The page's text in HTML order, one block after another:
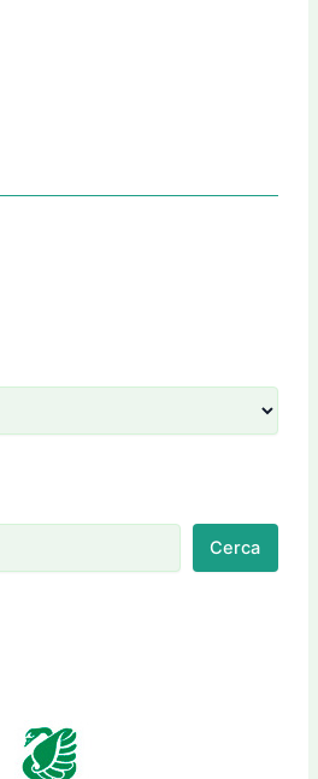
Cerca